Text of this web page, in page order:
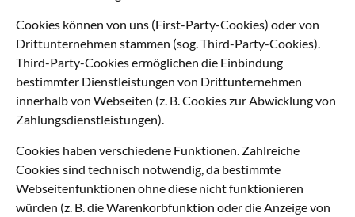
Cookies können von uns (First-Party-Cookies) oder von
Drittunternehmen stammen (sog. Third-Party-Cookies).
Third-Party-Cookies ermöglichen die Einbindung
bestimmter Dienstleistungen von Drittunternehmen
innerhalb von Webseiten (z. B. Cookies zur Abwicklung von
Zahlungsdienstleistungen).
Cookies haben verschiedene Funktionen. Zahlreiche
Cookies sind technisch notwendig, da bestimmte
Webseitenfunktionen ohne diese nicht funktionieren
würden (z. B. die Warenkorbfunktion oder die Anzeige von